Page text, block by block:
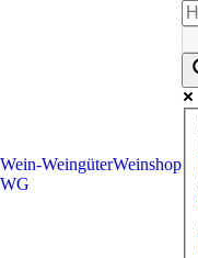
Wein-
WG
WeingüterWeinshop